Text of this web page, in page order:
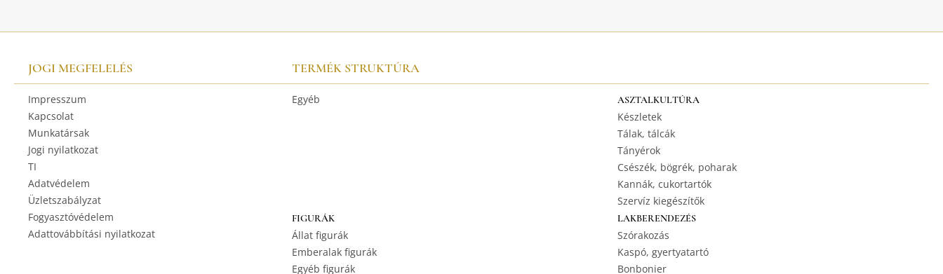
JOGI MEGFELELÉS
Impresszum
Kapcsolat
Munkatársak
Jogi nyilatkozat
TI
Adatvédelem
Üzletszabályzat
Fogyasztóvédelem
Adattovábbítási nyilatkozat
TERMÉK STRUKTÚRA
Egyéb ASZTALKULTÚRA
Készletek
Tálak, tálcák
Tányérok
Csészék, bögrék, poharak
Kannák, cukortartók
Szervíz kiegészítők
FIGURÁK
Állat figurák
Emberalak figurák
Egyéb figurák
LAKBERENDEZÉS
Szórakozás
Kaspó, gyertyatartó
Bonbonier